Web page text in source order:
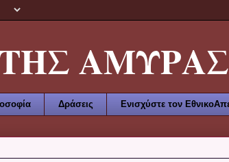
ΑΜΥΡΑΣ
Δράσεις Ενισχύστε τον